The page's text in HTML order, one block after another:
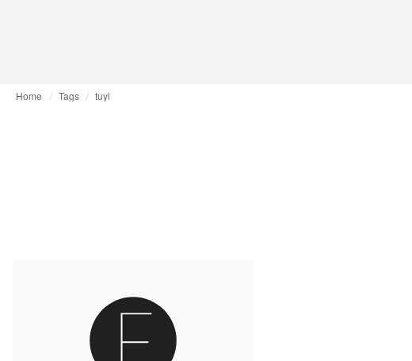
Home Tags tuyl